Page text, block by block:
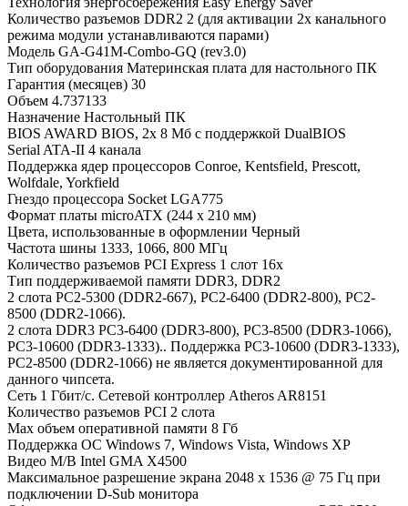
Количество разъемов DDR2 2 (для активации 2х канального
режима модули устанавливаются парами)
Модель GA-G41M-Combo-GQ (rev3.0)
Тип оборудования Материнская плата для настольного ПК
Гарантия (месяцев) 30
Объем 4.737133
Назначение Настольный ПК
BIOS AWARD BIOS, 2x 8 Мб с поддержкой DualBIOS
Serial ATA-II 4 канала
Поддержка ядер процессоров Conroe, Kentsfield, Prescott,
Wolfdale, Yorkfield
Гнездо процессора Socket LGA775
Формат платы microATX (244 x 210 мм)
Цвета, использованные в оформлении Черный
Частота шины 1333, 1066, 800 МГц
Количество разъемов PCI Express 1 слот 16x
Тип поддерживаемой памяти DDR3, DDR2
2 слота PC2-5300 (DDR2-667), PC2-6400 (DDR2-800), PC2-
8500 (DDR2-1066).
2 слота DDR3 PC3-6400 (DDR3-800), PC3-8500 (DDR3-1066),
PC3-10600 (DDR3-1333).. Поддержка PC3-10600 (DDR3-1333),
PC2-8500 (DDR2-1066) не является документированной для
данного чипсета.
Сеть 1 Гбит/с. Сетевой контроллер Atheros AR8151
Количество разъемов PCI 2 слота
Max объем оперативной памяти 8 Гб
Поддержка ОС Windows 7, Windows Vista, Windows XP
Видео M/B Intel GMA X4500
Максимальное разрешение экрана 2048 x 1536 @ 75 Гц при
подключении D-Sub монитора